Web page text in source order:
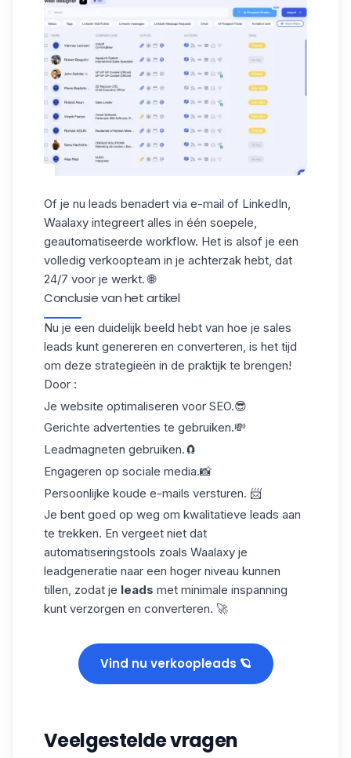
Of je nu leads benadert via e-mail of LinkedIn,
Waalaxy integreert alles in één soepele,
geautomatiseerde workflow. Het is alsof je een
volledig verkoopteam in je achterzak hebt, dat
24/7 voor je werkt. 🌐
Conclusie van het artikel
Nu je een duidelijk beeld hebt van hoe je sales
leads kunt genereren en converteren, is het tijd
om deze strategieën in de praktijk te brengen!
Door :
Je website optimaliseren voor SEO.😎
Gerichte advertenties te gebruiken.💸
Leadmagneten gebruiken.🧲
Engageren op sociale media.📸
Persoonlijke koude e-mails versturen. 📨
Je bent goed op weg om kwalitatieve leads aan
te trekken. En vergeet niet dat
automatiseringstools zoals Waalaxy je
leadgeneratie naar een hoger niveau kunnen
tillen, zodat je leads met minimale inspanning
kunt verzorgen en converteren. 🚀
Vind nu verkoopleads 🪐
Veelgestelde vragen